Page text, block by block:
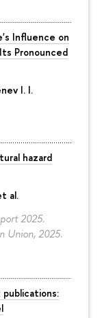
Influence on
Pronounced
I. I.
hazard
al.
2025.
Union, 2025.